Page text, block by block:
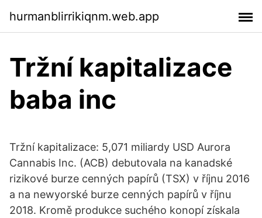
hurmanblirrikiqnm.web.app
Tržní kapitalizace
baba inc
Tržní kapitalizace: 5,071 miliardy USD Aurora
Cannabis Inc. (ACB) debutovala na kanadské
rizikové burze cenných papírů (TSX) v říjnu 2016
a na newyorské burze cenných papírů v říjnu
2018. Kromě produkce suchého konopí získala